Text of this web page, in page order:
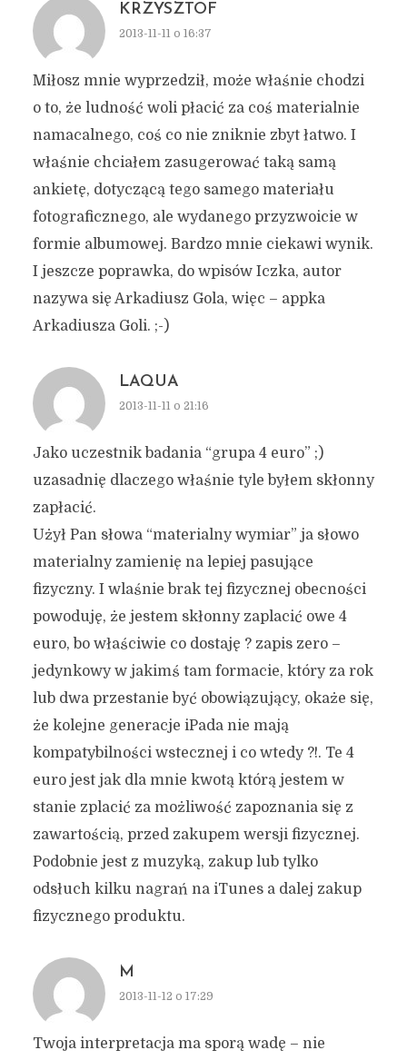
KRZYSZTOF
2013-11-11 o 16:37
Miłosz mnie wyprzedził, może właśnie chodzi
o to, że ludność woli płacić za coś materialnie
namacalnego, coś co nie zniknie zbyt łatwo. I
właśnie chciałem zasugerować taką samą
ankietę, dotyczącą tego samego materiału
fotograficznego, ale wydanego przyzwoicie w
formie albumowej. Bardzo mnie ciekawi wynik.
I jeszcze poprawka, do wpisów Iczka, autor
nazywa się Arkadiusz Gola, więc – appka
Arkadiusza Goli. ;-)
LAQUA
2013-11-11 o 21:16
Jako uczestnik badania “grupa 4 euro” ;)
uzasadnię dlaczego właśnie tyle byłem skłonny
zapłacić.
Użył Pan słowa “materialny wymiar” ja słowo
materialny zamienię na lepiej pasujące
fizyczny. I wlaśnie brak tej fizycznej obecności
powoduję, że jestem skłonny zaplacić owe 4
euro, bo właściwie co dostaję ? zapis zero –
jedynkowy w jakimś tam formacie, który za rok
lub dwa przestanie być obowiązujący, okaże się,
że kolejne generacje iPada nie mają
kompatybilności wstecznej i co wtedy ?!. Te 4
euro jest jak dla mnie kwotą którą jestem w
stanie zplacić za możliwość zapoznania się z
zawartością, przed zakupem wersji fizycznej.
Podobnie jest z muzyką, zakup lub tylko
odsłuch kilku nagrań na iTunes a dalej zakup
fizycznego produktu.
M
2013-11-12 o 17:29
Twoja interpretacja ma sporą wadę – nie